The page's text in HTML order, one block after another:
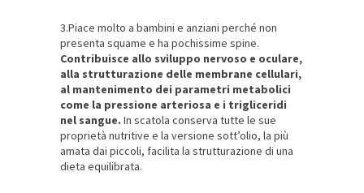
3.Piace molto a bambini e anziani perché non
presenta squame e ha pochissime spine.
Contribuisce allo sviluppo nervoso e oculare,
alla strutturazione delle membrane cellulari,
al mantenimento dei parametri metabolici
come la pressione arteriosa e i trigliceridi
nel sangue. In scatola conserva tutte le sue
proprietà nutritive e la versione sott’olio, la più
amata dai piccoli, facilita la strutturazione di una
dieta equilibrata.